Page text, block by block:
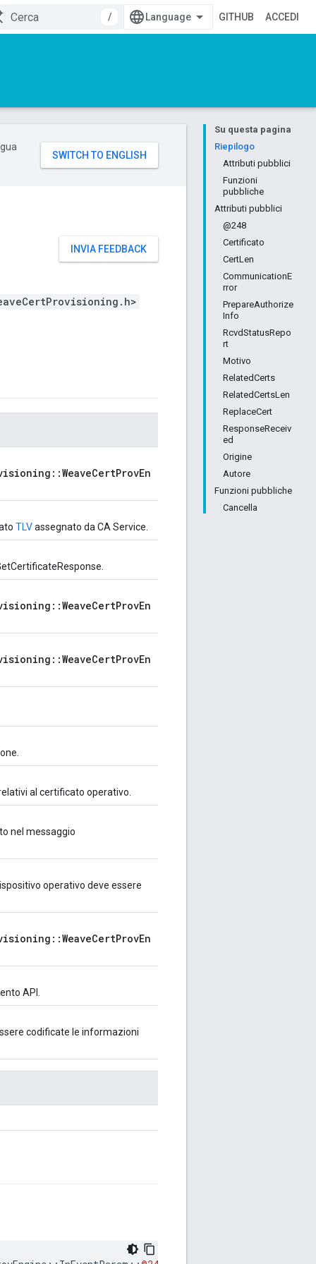
/
GITHUB ACCEDI
Su questa pagina
Riepilogo
Attributi pubblici
Funzioni
pubbliche
Attributi pubblici
@248
Certificato
CertLen
CommunicationE
rror
PrepareAuthorize
Info
RcvdStatusRepo
rt
Motivo
RelatedCerts
RelatedCertsLen
ReplaceCert
ResponseReceiv
ed
Origine
Autore
Funzioni pubbliche
Cancella
INVIA FEEDBACK
TLVassegnato da CA Service.
al certificato operativo.
nel messaggio
operativo deve essere
API.
codificate le informazioni